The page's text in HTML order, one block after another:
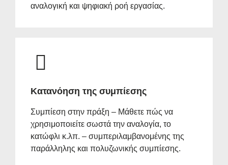
αναλογική και ψηφιακή ροή εργασίας.
Κατανόηση της συμπίεσης
Συμπίεση στην πράξη – Μάθετε πώς να
χρησιμοποιείτε σωστά την αναλογία, το
κατώφλι κ.λπ. – συμπεριλαμβανομένης της
παράλληλης και πολυζωνικής συμπίεσης.